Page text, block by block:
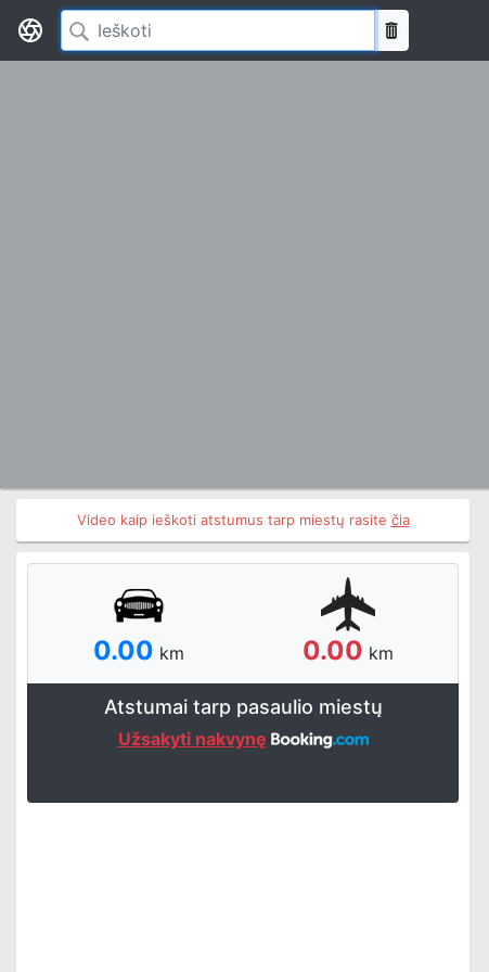
Video kaip ieškoti atstumus tarp miestų rasite čia
0.00 km 0.00 km
Atstumai tarp pasaulio miestų
Užsakyti nakvynę